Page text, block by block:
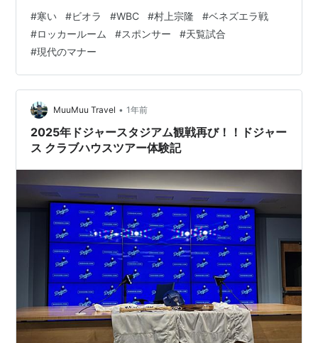
す きっかけは、天覧試合のお見送り場面で、腕組みしガ
ムを噛んでいたことを スポンサーが咎めたらしいですが
～ 天皇陛下をお迎えしてお見送りする時に不敬な態度を
取らないで欲しかったら 事前に周知する事が必要なので
しょうね 今の若者は後になって急に咎められても戸惑う
でしょう プロ選手なのです…
#寒い #ビオラ #WBC #村上宗隆 #ベネズエラ戦
#ロッカールーム #スポンサー #天覧試合
#現代のマナー
MuuMuu Travel • 1年前
2025年ドジャースタジアム観戦再び！！ドジャー
ス クラブハウスツアー体験記